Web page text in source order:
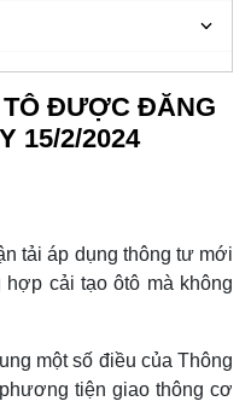
ĐƯỢC ĐĂNG
15/2/2024
tải áp dụng thông tư mới
cải tạo ôtô mà không
một số điều của Thông
tiện giao thông cơ